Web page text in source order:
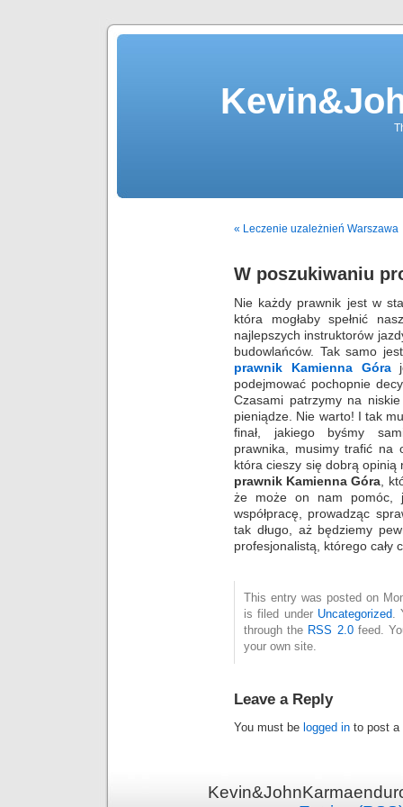
« Leczenie uzależnień Warszawa
W poszukiwaniu
Nie każdy prawnik jest w
która mogłaby spełnić
najlepszych instruktorów
budowlańców. Tak samo
prawnik Kamienna Góra
podejmować pochopnie
Czasami patrzymy na
pieniądze. Nie warto! I tak
finał, jakiego byśmy
prawnika, musimy trafić na
która cieszy się dobrą
prawnik Kamienna Góra ,
że może on nam pomóc,
współpracę, prowadząc
tak długo, aż będziemy
profesjonalistą, którego cały
This entry was posted on
is filed under Uncategorized.
through the RSS 2.0feed.
your own site.
Leave a Reply
You must be logged in to post a